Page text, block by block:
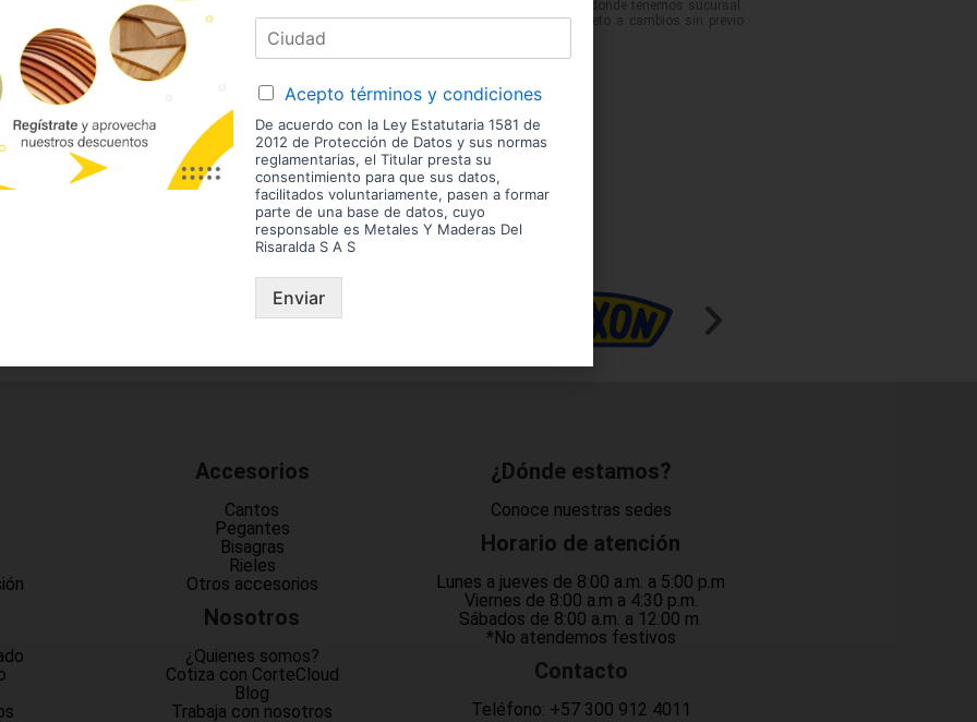
enchape. Sólo despachamos tableros en la zona urbana de las ciudades donde tenemos sucursal.
Disponibilidad de mercancía sujeta a verificación de inventario. Precio sujeto a cambios sin previo
aviso.
Marcas
Accesorios
Cantos
Pegantes
Bisagras
Rieles
Otros accesorios
Nosotros
¿Quienes somos?
Cotiza con CorteCloud
Blog
Trabaja con nosotros
¿Dónde estamos?
Conoce nuestras sedes
Horario de atención
Lunes a jueves de 8:00 a.m. a 5:00 p.m
Viernes de 8:00 a.m a 4:30 p.m.
Sábados de 8:00 a.m. a 12:00 m.
*No atendemos festivos
Contacto
Teléfono: +57 300 912 4011
Acepto términos y condiciones
De acuerdo con la Ley Estatutaria 1581 de
2012 de Protección de Datos y sus normas
reglamentarias, el Titular presta su
consentimiento para que sus datos,
facilitados voluntariamente, pasen a formar
parte de una base de datos, cuyo
responsable es Metales Y Maderas Del
Risaralda S A S
Enviar